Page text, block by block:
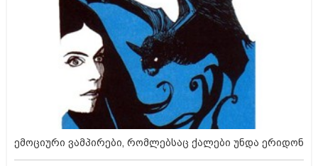
ემოციური ვამპირები, რომლებსაც ქალები უნდა ერიდონ